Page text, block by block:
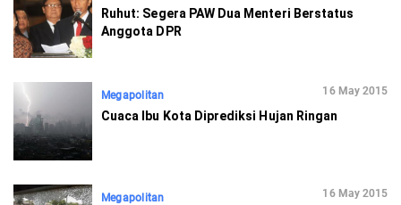
Ruhut: Segera PAW Dua Menteri Berstatus
Anggota DPR
Megapolitan 16 May 2015
Cuaca Ibu Kota Diprediksi Hujan Ringan
Megapolitan 16 May 2015